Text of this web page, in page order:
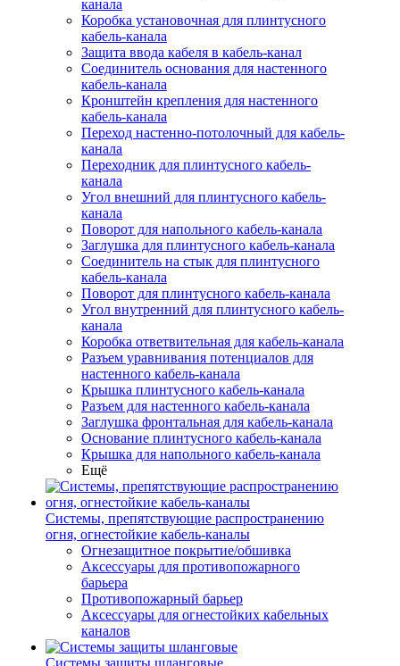
канала
Коробка установочная для плинтусного
кабель-канала
Защита ввода кабеля в кабель-канал
Соединитель основания для настенного
кабель-канала
Кронштейн крепления для настенного
кабель-канала
Переход настенно-потолочный для кабель-
канала
Переходник для плинтусного кабель-
канала
Угол внешний для плинтусного кабель-
канала
Поворот для напольного кабель-канала
Заглушка для плинтусного кабель-канала
Соединитель на стык для плинтусного
кабель-канала
Поворот для плинтусного кабель-канала
Угол внутренний для плинтусного кабель-
канала
Коробка ответвительная для кабель-канала
Разъем уравнивания потенциалов для
настенного кабель-канала
Крышка плинтусного кабель-канала
Разъем для настенного кабель-канала
Заглушка фронтальная для кабель-канала
Основание плинтусного кабель-канала
Крышка для напольного кабель-канала
Ещё
Системы, препятствующие распространению
огня, огнестойкие кабель-каналы
Огнезащитное покрытие/обшивка
Аксессуары для противопожарного
барьера
Противопожарный барьер
Аксессуары для огнестойких кабельных
каналов
Системы защиты шланговые